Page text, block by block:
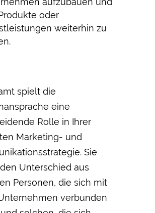
oder
weiterhin zu
spielt die
eine
Rolle in Ihrer
Marketing- und
Sie
Unterschied aus
Personen, die sich mit
verbunden